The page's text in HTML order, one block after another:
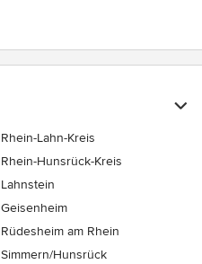
Rhein-Lahn-Kreis
Rhein-Hunsrück-Kreis
Lahnstein
Geisenheim
Rüdesheim am Rhein
Simmern/Hunsrück